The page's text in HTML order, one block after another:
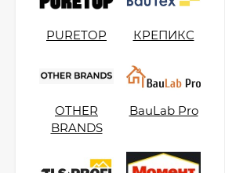
Design) 310 мл.
2 850 ₽
KeraBellezza Design
Затирка цветная
эпоксидная 2 кг.
₽
3 700
PURETOP КРЕПИКС
OTHER
BRANDS
BauLab Pro